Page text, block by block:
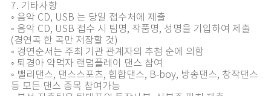
7. 기타사항
◦ 음악 CD, USB 는 당일 접수처에 제출
◦ 음악 CD, USB 접수 시 팀명, 작품명, 성명을 기입하여 제출
(경연곡 한 곡만 저장할 것)
◦ 경연순서는 주최 기관 관계자의 추첨 순에 의함
◦ 퇴경아 약먹자 랜덤플레이 댄스 참여
◦ 밸리댄스, 댄스스포츠, 힙합댄스, B-boy, 방송댄스, 창작댄스
등 모든 댄스 종목 참여가능